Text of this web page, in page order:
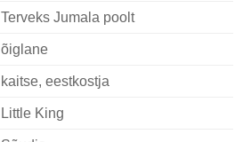
Terveks Jumala poolt
õiglane
kaitse, eestkostja
Little King